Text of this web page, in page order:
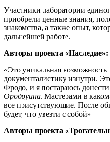
Участники лаборатории
приобрели ценные знания,
знакомства, а также опыт,
дальнейшей работе.
Авторы проекта «Наследие»:
«Это уникальная возможность
документалистику изнутри.
Фродо, и я постараюсь донести
Ородруина. Мастерами в
все присутствующие. После
будет, что увезти с собой»
Авторы проекта